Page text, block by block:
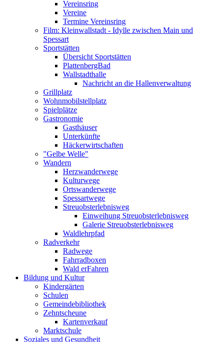
Vereinsring
Vereine
Termine Vereinsring
Film: Kleinwallstadt - Idylle zwischen Main und
Spessart
Sportstätten
Übersicht Sportstätten
PlattenbergBad
Wallstadthalle
Nachricht an die Hallenverwaltung
Grillplatz
Wohnmobilstellplatz
Spielplätze
Gastronomie
Gasthäuser
Unterkünfte
Häckerwirtschaften
"Gelbe Welle"
Wandern
Herzwanderwege
Kulturwege
Ortswanderwege
Spessartwege
Streuobsterlebnisweg
Einweihung Streuobsterlebnisweg
Galerie Streuobsterlebnisweg
Waldlehrpfad
Radverkehr
Radwege
Fahrradboxen
Wald erFahren
Bildung und Kultur
Kindergärten
Schulen
Gemeindebibliothek
Zehntscheune
Kartenverkauf
Marktschule
Soziales und Gesundheit